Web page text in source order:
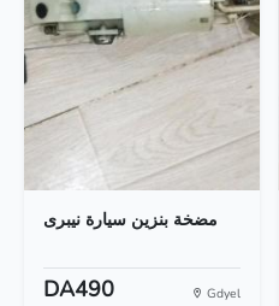
مضخة بنزين سيارة نيبرى
DA490 Gdyel